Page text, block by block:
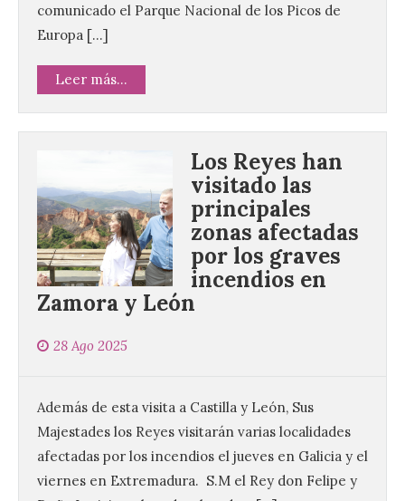
comunicado el Parque Nacional de los Picos de
Europa […]
Leer más...
Los Reyes han
visitado las
principales
zonas afectadas
por los graves
incendios en
Zamora y León
28 Ago 2025
Además de esta visita a Castilla y León, Sus
Majestades los Reyes visitarán varias localidades
afectadas por los incendios el jueves en Galicia y el
viernes en Extremadura. ​ S.M el Rey don Felipe y
El Ayuntamiento de La
Bañeza presenta el
Festival One More Time,
una cita con la música de
los 80 y 90 para el 16 de
agosto en la Plaza Mayor.
Se celebrará el próximo
domingo 16 de agosto, a
en la Plaza Mayor de la